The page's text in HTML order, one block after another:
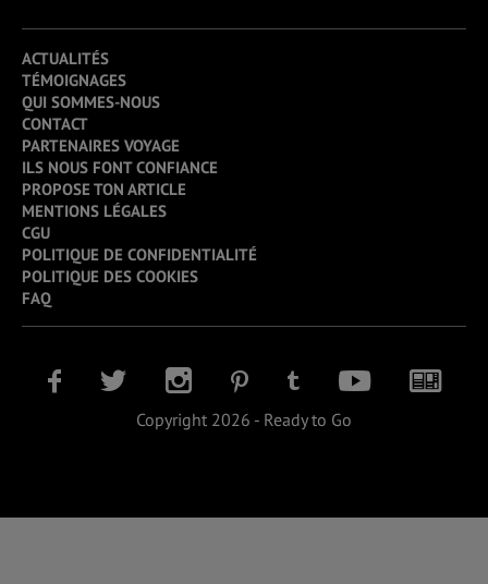
ACTUALITÉS
TÉMOIGNAGES
QUI SOMMES-NOUS
CONTACT
PARTENAIRES VOYAGE
ILS NOUS FONT CONFIANCE
PROPOSE TON ARTICLE
MENTIONS LÉGALES
CGU
POLITIQUE DE CONFIDENTIALITÉ
POLITIQUE DES COOKIES
FAQ
Copyright 2026 - Ready to Go